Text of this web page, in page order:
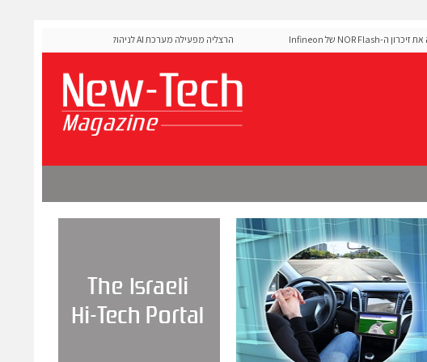
MediaTek אישרה את זיכרון ה-NOR Flash של Infineon
הרצליה מפעילה מערכת AI לניהול אדפטיבי של רמזורים